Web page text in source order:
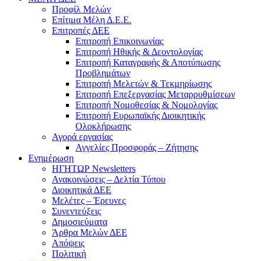
Προφίλ Μελών
Επίτιμα Mέλη Δ.Ε.Ε.
Επιτροπές ΔΕΕ
Επιτροπή Επικοινωνίας
Επιτροπή Ηθικής & Δεοντολογίας
Επιτροπή Καταγραφής & Αποτύπωσης
Προβλημάτων
Επιτροπή Μελετών & Τεκμηρίωσης
Επιτροπή Επεξεργασίας Μεταρρυθμίσεων
Επιτροπή Νομοθεσίας & Νομολογίας
Επιτροπή Ευρωπαϊκής Διοικητικής
Ολοκλήρωσης
Αγορά εργασίας
Αγγελίες Προσφοράς – Ζήτησης
Ενημέρωση
ΗΓΗΤΩΡ Newsletters
Ανακοινώσεις – Δελτία Τύπου
Διοικητικά ΔΕΕ
Μελέτες – Έρευνες
Συνεντεύξεις
Δημοσιεύματα
Άρθρα Μελών ΔΕΕ
Απόψεις
Πολιτική